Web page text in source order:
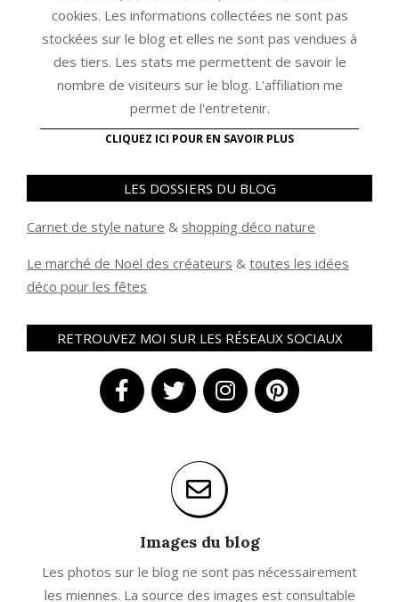
cookies. Les informations collectées ne sont pas
stockées sur le blog et elles ne sont pas vendues à
des tiers. Les stats me permettent de savoir le
nombre de visiteurs sur le blog. L'affiliation me
permet de l'entretenir.
CLIQUEZ ICI POUR EN SAVOIR PLUS
LES DOSSIERS DU BLOG
Carnet de style nature & shopping déco nature
Le marché de Noël des créateurs & toutes les idées
déco pour les fêtes
RETROUVEZ MOI SUR LES RÉSEAUX SOCIAUX
Images du blog
Les photos sur le blog ne sont pas nécessairement
les miennes. La source des images est consultable